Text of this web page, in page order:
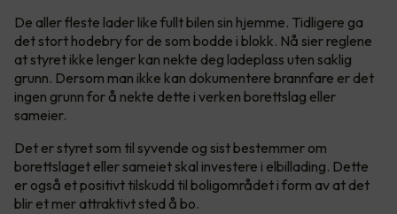
De aller fleste lader like fullt bilen sin hjemme. Tidligere ga
det stort hodebry for de som bodde i blokk. Nå sier reglene
at styret ikke lenger kan nekte deg ladeplass uten saklig
grunn. Dersom man ikke kan dokumentere brannfare er det
ingen grunn for å nekte dette i verken borettslag eller
sameier.
Det er styret som til syvende og sist bestemmer om
borettslaget eller sameiet skal investere i elbillading. Dette
er også et positivt tilskudd til boligområdet i form av at det
blir et mer attraktivt sted å bo.